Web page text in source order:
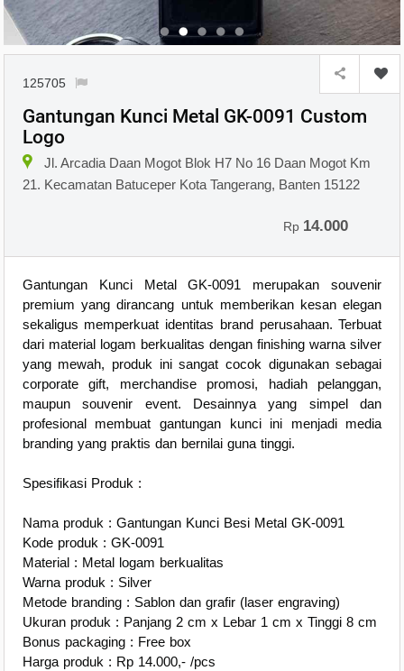
125705
Gantungan Kunci Metal GK-0091 Custom
Logo
Jl. Arcadia Daan Mogot Blok H7 No 16 Daan Mogot Km
21. Kecamatan Batuceper Kota Tangerang, Banten 15122
Rp 14.000
Gantungan Kunci Metal GK-0091 merupakan souvenir
premium yang dirancang untuk memberikan kesan elegan
sekaligus memperkuat identitas brand perusahaan. Terbuat
dari material logam berkualitas dengan finishing warna silver
yang mewah, produk ini sangat cocok digunakan sebagai
corporate gift, merchandise promosi, hadiah pelanggan,
maupun souvenir event. Desainnya yang simpel dan
profesional membuat gantungan kunci ini menjadi media
branding yang praktis dan bernilai guna tinggi.
Spesifikasi Produk :
Nama produk : Gantungan Kunci Besi Metal GK-0091
Kode produk : GK-0091
Material : Metal logam berkualitas
Warna produk : Silver
Metode branding : Sablon dan grafir (laser engraving)
Ukuran produk : Panjang 2 cm x Lebar 1 cm x Tinggi 8 cm
Bonus packaging : Free box
Harga produk : Rp 14.000,- /pcs